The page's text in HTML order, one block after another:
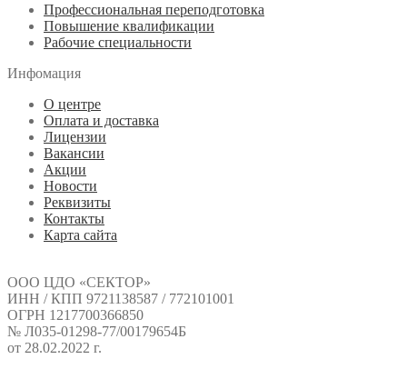
Профессиональная переподготовка
Повышение квалификации
Рабочие специальности
Инфомация
О центре
Оплата и доставка
Лицензии
Вакансии
Акции
Новости
Реквизиты
Контакты
Карта сайта
ООО ЦДО «СЕКТОР»
ИНН / КПП 9721138587 / 772101001
ОГРН 1217700366850
№ Л035-01298-77/00179654Б
от 28.02.2022 г.